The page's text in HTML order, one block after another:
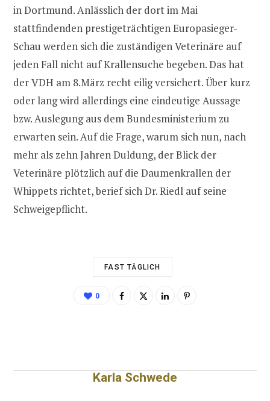
in Dortmund. Anlässlich der dort im Mai
stattfindenden prestigeträchtigen Europasieger-
Schau werden sich die zuständigen Veterinäre auf
jeden Fall nicht auf Krallensuche begeben. Das hat
der VDH am 8.März recht eilig versichert. Über kurz
oder lang wird allerdings eine eindeutige Aussage
bzw. Auslegung aus dem Bundesministerium zu
erwarten sein. Auf die Frage, warum sich nun, nach
mehr als zehn Jahren Duldung, der Blick der
Veterinäre plötzlich auf die Daumenkrallen der
Whippets richtet, berief sich Dr. Riedl auf seine
Schweigepflicht.
FAST TÄGLICH
0
Karla Schwede